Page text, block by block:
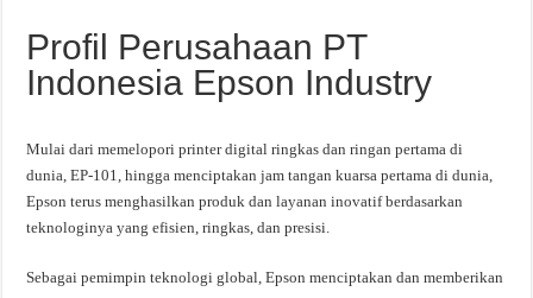
Profil Perusahaan PT
Indonesia Epson Industry
Mulai dari memelopori printer digital ringkas dan ringan pertama di
dunia, EP-101, hingga menciptakan jam tangan kuarsa pertama di dunia,
Epson terus menghasilkan produk dan layanan inovatif berdasarkan
teknologinya yang efisien, ringkas, dan presisi.
Sebagai pemimpin teknologi global, Epson menciptakan dan memberikan